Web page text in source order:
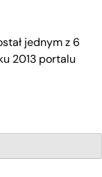
jednym z 6
2013 portalu